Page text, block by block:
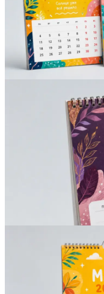
Вакансии
О компании
Написать директору
Портфолио